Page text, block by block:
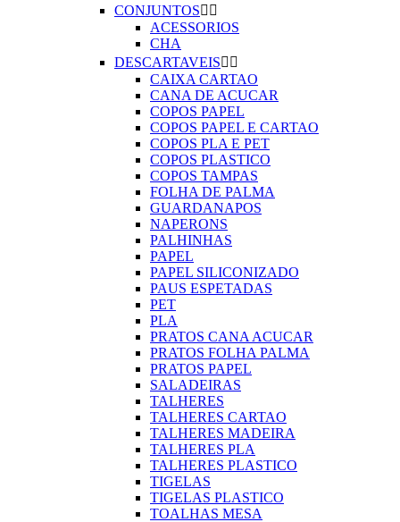
CONJUNTOS 
ACESSORIOS
CHA
DESCARTAVEIS 
CAIXA CARTAO
CANA DE ACUCAR
COPOS PAPEL
COPOS PAPEL E CARTAO
COPOS PLA E PET
COPOS PLASTICO
COPOS TAMPAS
FOLHA DE PALMA
GUARDANAPOS
NAPERONS
PALHINHAS
PAPEL
PAPEL SILICONIZADO
PAUS ESPETADAS
PET
PLA
PRATOS CANA ACUCAR
PRATOS FOLHA PALMA
PRATOS PAPEL
SALADEIRAS
TALHERES
TALHERES CARTAO
TALHERES MADEIRA
TALHERES PLA
TALHERES PLASTICO
TIGELAS
TIGELAS PLASTICO
TOALHAS MESA